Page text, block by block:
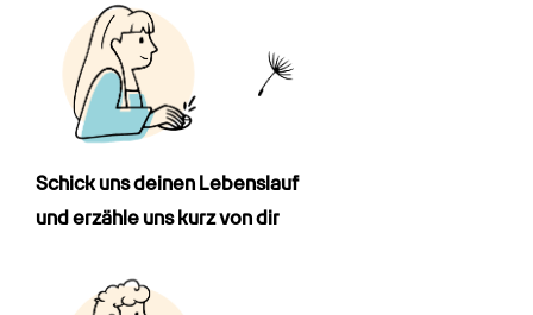
Schick uns deinen Lebenslauf
und erzähle uns kurz von dir